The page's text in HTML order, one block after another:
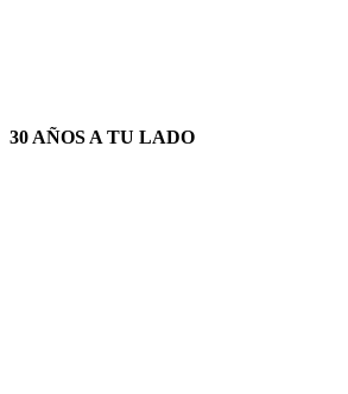
30 AÑOS A TU LADO